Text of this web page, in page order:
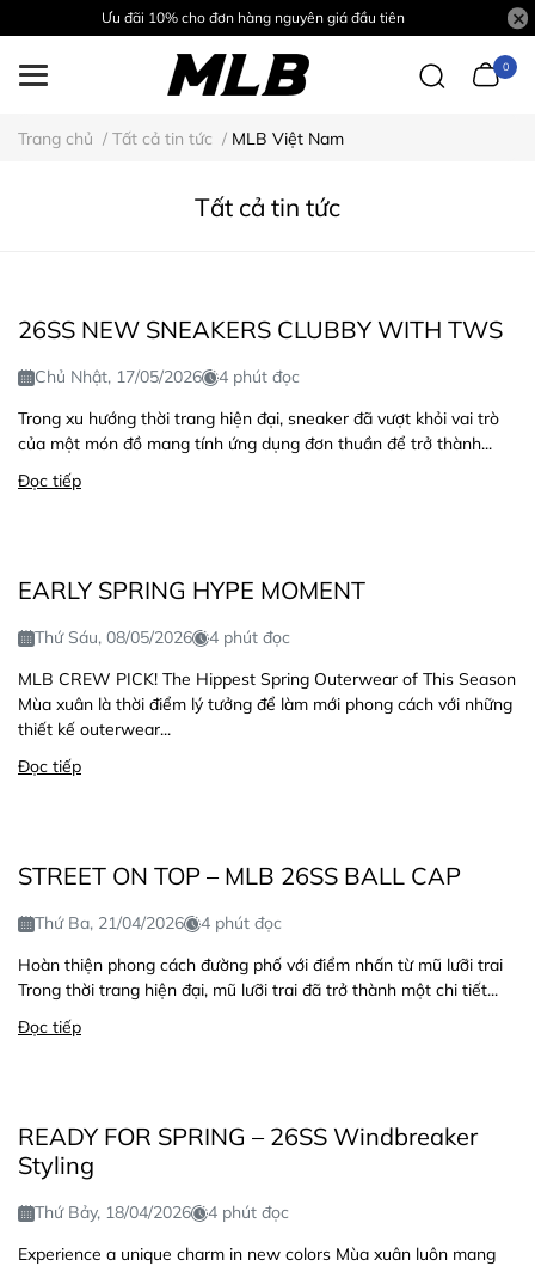
Ưu đãi 10% cho đơn hàng nguyên giá đầu tiên
0
Trang chủ / Tất cả tin tức / MLB Việt Nam
Tất cả tin tức
26SS NEW SNEAKERS CLUBBY WITH TWS
Chủ Nhật, 17/05/2026
4 phút đọc
Trong xu hướng thời trang hiện đại, sneaker đã vượt khỏi vai trò
của một món đồ mang tính ứng dụng đơn thuần để trở thành...
Đọc tiếp
EARLY SPRING HYPE MOMENT
Thứ Sáu, 08/05/2026
4 phút đọc
MLB CREW PICK! The Hippest Spring Outerwear of This Season
Mùa xuân là thời điểm lý tưởng để làm mới phong cách với những
thiết kế outerwear...
Đọc tiếp
STREET ON TOP – MLB 26SS BALL CAP
Thứ Ba, 21/04/2026
4 phút đọc
Hoàn thiện phong cách đường phố với điểm nhấn từ mũ lưỡi trai
Trong thời trang hiện đại, mũ lưỡi trai đã trở thành một chi tiết...
Đọc tiếp
READY FOR SPRING – 26SS Windbreaker
Styling
Thứ Bảy, 18/04/2026
4 phút đọc
Experience a unique charm in new colors Mùa xuân luôn mang